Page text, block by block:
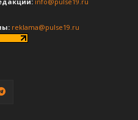
reklama@pulse19.ru